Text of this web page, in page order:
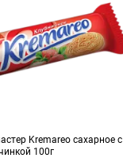
Kremareo сахарное с
100г